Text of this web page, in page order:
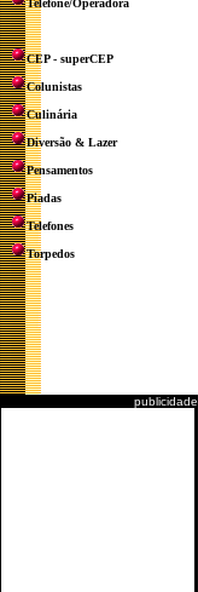
Telefone/Operadora
CEP - superCEP
Colunistas
Culinária
Diversão & Lazer
Pensamentos
Piadas
Telefones
Torpedos
publicidade